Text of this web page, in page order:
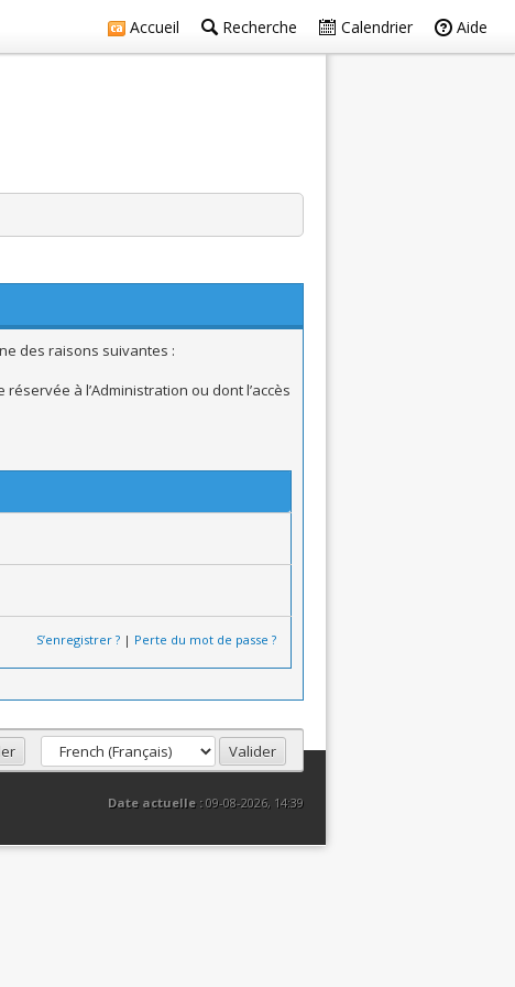
Accueil Recherche Calendrier Aide
des raisons suivantes :
à l’Administration ou dont l’accès
S’enregistrer ? | Perte du mot de passe ?
Date actuelle :09-08-2026, 14:39